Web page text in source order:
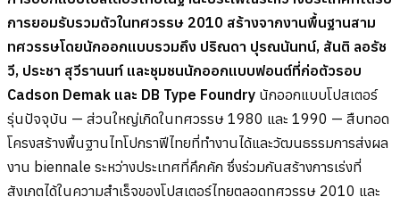
การยอมรับรวมตัวในทศวรรษ 2010 สร้างจากงานพื้นฐานสาม
ทศวรรษโดยนักออกแบบรวมถึง ปริณดา ปุรณนันทน์, สันติ ลอรัช
วี, ประชา สุวีรานนท์ และชุมชนนักออกแบบฟอนต์ที่ก่อตัวรอบ
Cadson Demak และ DB Type Foundry นักออกแบบโปสเตอร์
รุ่นปัจจุบัน — ส่วนใหญ่เกิดในทศวรรษ 1980 และ 1990 — สืบทอด
โครงสร้างพื้นฐานไทโปกราฟีไทยที่ทำงานได้และวัฒนธรรมการส่งผล
งาน biennale ระหว่างประเทศที่คึกคัก ซึ่งร่วมกันสร้างการเร่งที่
สังเกตได้ในความสำเร็จของโปสเตอร์ไทยตลอดทศวรรษ 2010 และ